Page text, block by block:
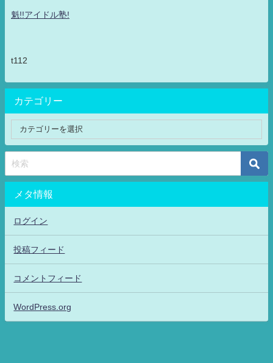
魁!!アイドル塾!
t112
カテゴリー
メタ情報
ログイン
投稿フィード
コメントフィード
WordPress.org